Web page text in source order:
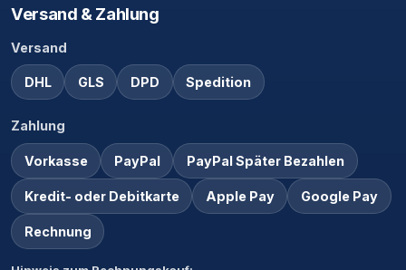
Versand & Zahlung
Versand
DHL GLS DPD Spedition
Zahlung
Vorkasse PayPal PayPal Später Bezahlen
Kredit- oder Debitkarte Apple Pay Google Pay
Rechnung